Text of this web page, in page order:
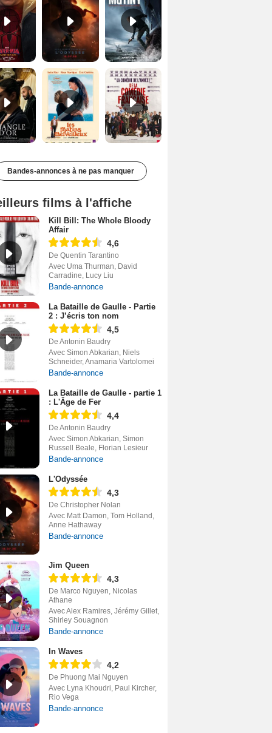
Les Matins merveilleux Bande-annonce VF De la Comédie-Française Teaser VF
Bandes-annonces à ne pas manquer
films à l'affiche
Kill Bill: The Whole Bloody
Affair
4,6
De Quentin Tarantino
Avec Uma Thurman, David
Carradine, Lucy Liu
Bande-annonce
La Bataille de Gaulle - Partie
2 : J’écris ton nom
4,5
De Antonin Baudry
Avec Simon Abkarian, Niels
Schneider, Anamaria Vartolomei
Bande-annonce
La Bataille de Gaulle - partie 1
: L'Âge de Fer
4,4
De Antonin Baudry
Avec Simon Abkarian, Simon
Russell Beale, Florian Lesieur
Bande-annonce
L'Odyssée
4,3
De Christopher Nolan
Avec Matt Damon, Tom Holland,
Anne Hathaway
Bande-annonce
Jim Queen
4,3
De Marco Nguyen, Nicolas
Athane
Avec Alex Ramires, Jérémy Gillet,
Shirley Souagnon
Bande-annonce
In Waves
4,2
De Phuong Mai Nguyen
Avec Lyna Khoudri, Paul Kircher,
Rio Vega
Bande-annonce